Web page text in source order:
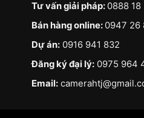
Tư vấn giải pháp: 0888 18
Bán hàng online: 0947 26
Dự án: 0916 941 832
Đăng ký đại lý: 0975 964
Email: